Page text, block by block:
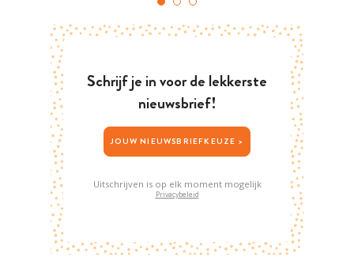
Schrijf je in voor de lekkerste
nieuwsbrief!
JOUW NIEUWSBRIEFKEUZE >
Uitschrijven is op elk moment mogelijk
Privacybeleid